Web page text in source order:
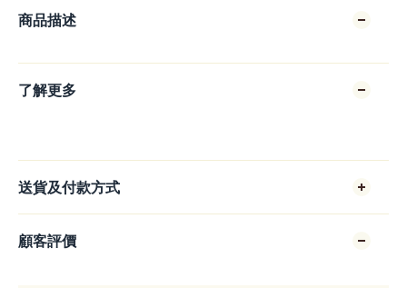
商品描述
了解更多
送貨及付款方式
顧客評價